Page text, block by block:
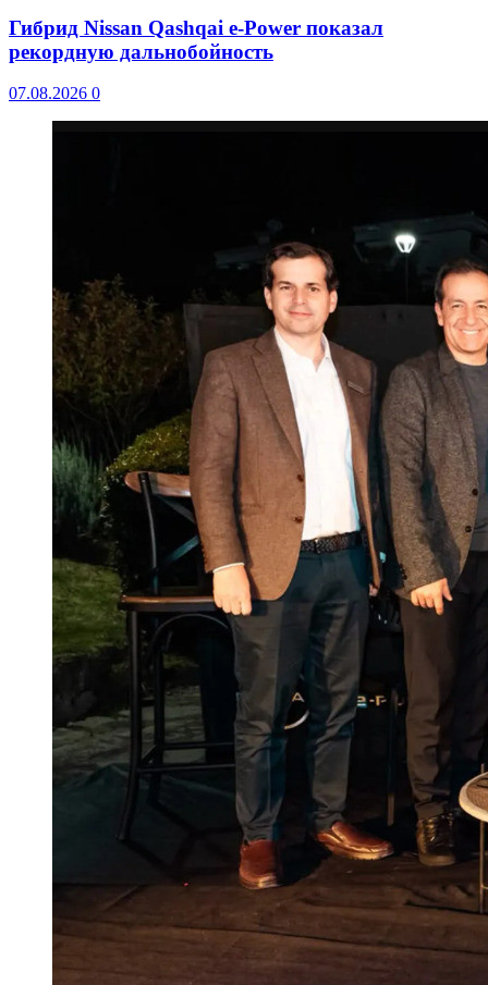
Гибрид Nissan Qashqai e-Power показал
рекордную дальнобойность
07.08.2026 0